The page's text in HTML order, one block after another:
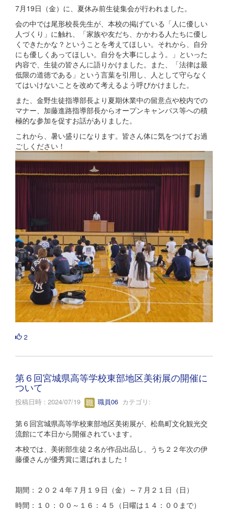
7月19日（金）に、夏休み前生徒集会が行われました。
会の中では尾形校長先生が、本校の掲げている「人に優しい
人づくり」に触れ、「家族や友だち、かかわる人たちに優し
くできたかな？ということを考えてほしい。それから、自分
にも優しくあってほしい。自分を大事にしよう。」といった
内容で、生徒の皆さんに語りかけました。また、「法律は最
低限の道徳である」という言葉を引用し、人として守らなく
てはいけないことを改めて考えるよう呼びかけました。
また、金野生徒指導部長より夏期休業中の留意点や校内での
マナー、加藤進路指導部長からオープンキャンパス等への積
極的な参加を促すお話がありました。
これから、暑い盛りになります。皆さん体に気をつけてお過
ごしください！
2
第６回宮城県高等学校東部地区美術展の開催に
ついて
投稿日時 : 2024/07/19 職員06 カテゴリ:
第６回宮城県高等学校東部地区美術展が、松島町文化観光交
流館にて本日から開催されています。
本校では、美術部生徒２名が作品出品し、うち２２年次の伊
藤優さんが優秀賞に選ばれました！
期間：２０２４年７月１９日（金）～７月２１日（日）
時間：１０：００～１６：４５（日曜は１４：００まで）